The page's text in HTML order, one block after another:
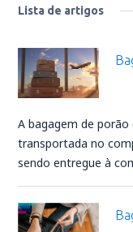
Lista de artigos
A bagagem de porão
transportada no
sendo entregue à